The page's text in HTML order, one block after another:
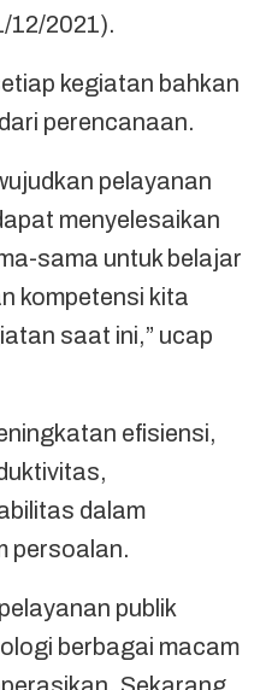
12/2021).
kegiatan bahkan
perencanaan.
pelayanan
menyelesaikan
sama untuk belajar
kompetensi kita
saat ini,” ucap
efisiensi,
dalam
persoalan.
publik
berbagai macam